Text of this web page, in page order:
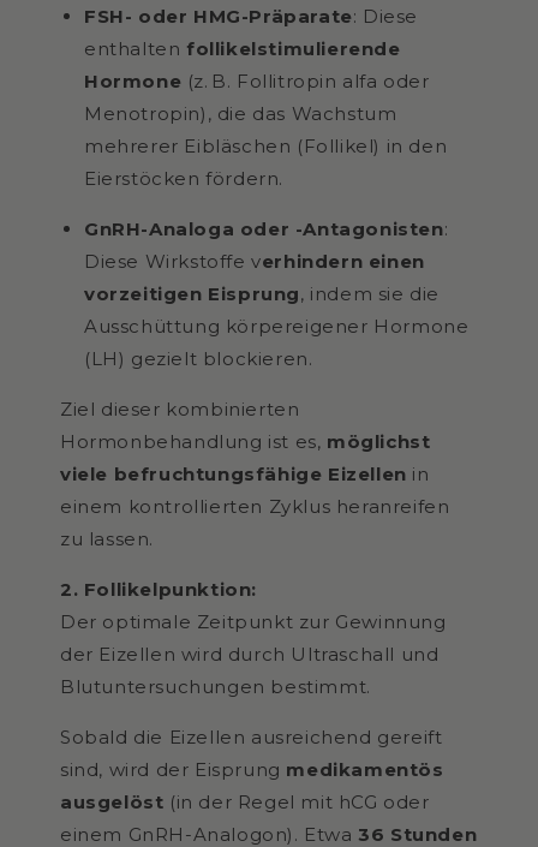
FSH- oder HMG-Präparate: Diese
enthalten follikelstimulierende
Hormone (z. B. Follitropin alfa oder
Menotropin), die das Wachstum
mehrerer Eibläschen (Follikel) in den
Eierstöcken fördern.
GnRH-Analoga oder -Antagonisten:
Diese Wirkstoffeverhindern einen
vorzeitigen Eisprung, indem sie die
Ausschüttung körpereigener Hormone
(LH) gezielt blockieren.
Ziel dieser kombinierten
Hormonbehandlung ist es, möglichst
viele befruchtungsfähige Eizellen in
einem kontrollierten Zyklus heranreifen
zu lassen.
2. Follikelpunktion:
Der optimale Zeitpunkt zur Gewinnung
der Eizellen wird durch Ultraschall und
Blutuntersuchungen bestimmt.
Sobald die Eizellen ausreichend gereift
sind, wird der Eisprung medikamentös
ausgelöst (in der Regel mit hCG oder
einem GnRH-Analogon). Etwa 36 Stunden